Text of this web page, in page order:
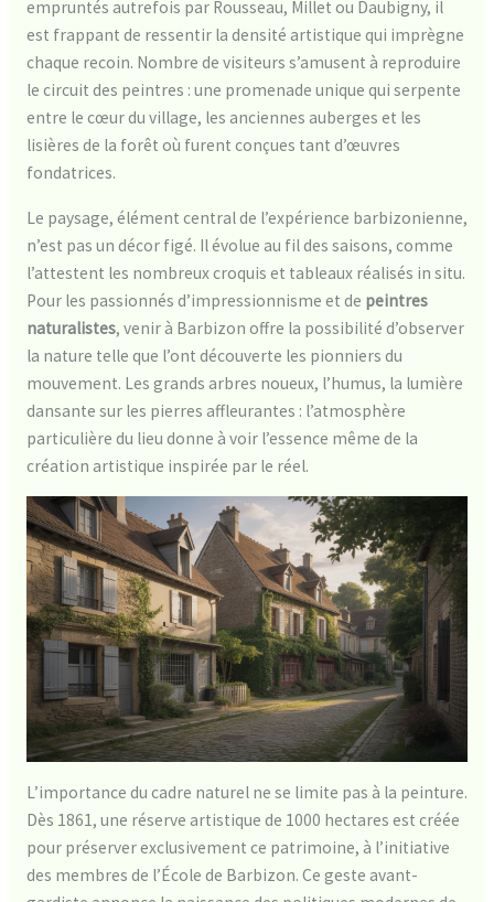
empruntés autrefois par Rousseau, Millet ou Daubigny, il
est frappant de ressentir la densité artistique qui imprègne
chaque recoin. Nombre de visiteurs s’amusent à reproduire
le circuit des peintres : une promenade unique qui serpente
entre le cœur du village, les anciennes auberges et les
lisières de la forêt où furent conçues tant d’œuvres
fondatrices.
Le paysage, élément central de l’expérience barbizonienne,
n’est pas un décor figé. Il évolue au fil des saisons, comme
l’attestent les nombreux croquis et tableaux réalisés in situ.
Pour les passionnés d’impressionnisme et de peintres
naturalistes, venir à Barbizon offre la possibilité d’observer
la nature telle que l’ont découverte les pionniers du
mouvement. Les grands arbres noueux, l’humus, la lumière
dansante sur les pierres affleurantes : l’atmosphère
particulière du lieu donne à voir l’essence même de la
création artistique inspirée par le réel.
L’importance du cadre naturel ne se limite pas à la peinture.
Dès 1861, une réserve artistique de 1000 hectares est créée
pour préserver exclusivement ce patrimoine, à l’initiative
des membres de l’École de Barbizon. Ce geste avant-